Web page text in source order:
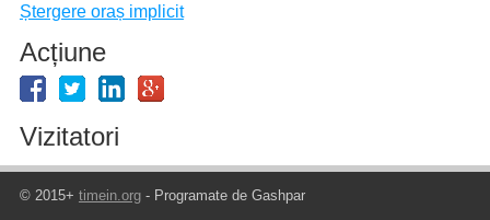
Ștergere oraș implicit
Acțiune
Vizitatori
© 2015+ timein.org- Programate de Gashpar